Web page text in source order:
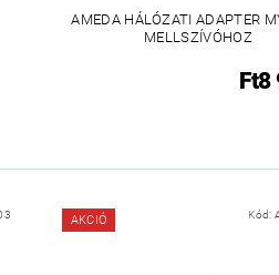
AMEDA HÁLÓZATI ADAPTER
MELLSZÍVÓHOZ
Ft8
AKCIÓ Kód: